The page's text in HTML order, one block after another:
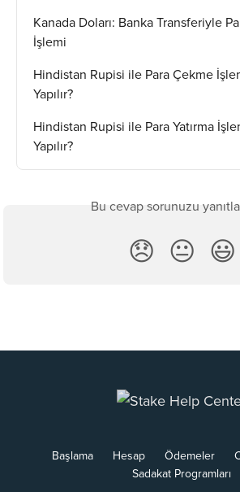
Kanada Doları: Banka Transferiyle
İşlemi
Hindistan Rupisi ile Para Çekme
Yapılır?
Hindistan Rupisi ile Para Yatırma
Yapılır?
Bu cevap sorunuzu
😞 😐 😃
Başlama Hesap Ödemeler
Sadakat Programları